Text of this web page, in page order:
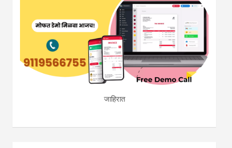
जाहिरात